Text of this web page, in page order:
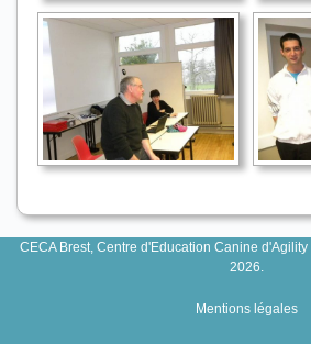
CECA Brest, Centre d'Education Canine
2026.
Mentions légales